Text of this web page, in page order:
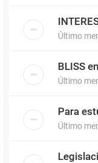
Último
BLISS
Último
Para
Último